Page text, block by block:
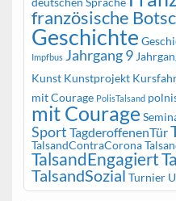
französische
Geschichte
Impfbus Jahrgang 9
Kunst Kunstprojekt
mit Courage PolisTalsand
mit Courage
Sport TagderoffenenTür
TalsandContraCorona
TalsandEngagiert
TalsandSozial Turnier